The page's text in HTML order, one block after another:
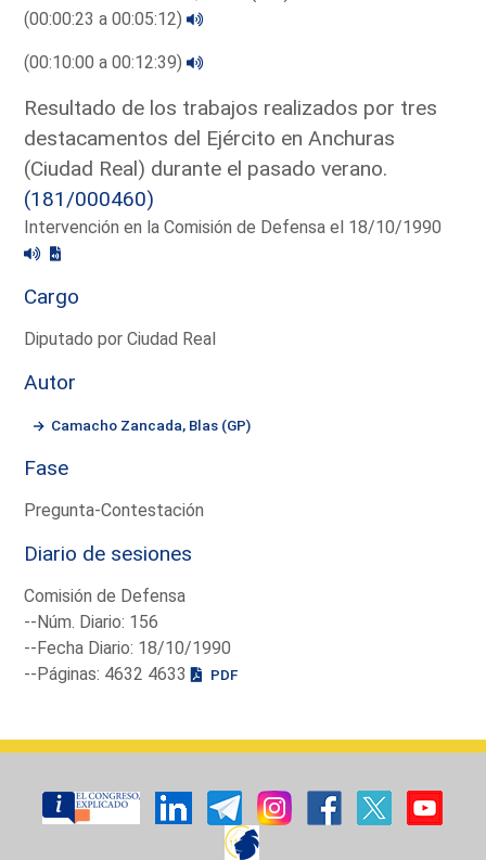
(00:00:23 a 00:05:12)
(00:10:00 a 00:12:39)
Resultado de los trabajos realizados por tres
destacamentos del Ejército en Anchuras
(Ciudad Real) durante el pasado verano.
(181/000460)
Intervención en la Comisión de Defensa el 18/10/1990
Cargo
Diputado por Ciudad Real
Autor
Camacho Zancada, Blas (GP)
Fase
Pregunta-Contestación
Diario de sesiones
Comisión de Defensa
--Núm. Diario: 156
--Fecha Diario: 18/10/1990
--Páginas: 4632 4633
PDF